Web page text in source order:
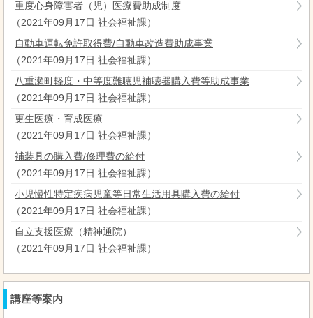
重度心身障害者（児）医療費助成制度
（2021年09月17日 社会福祉課）
自動車運転免許取得費/自動車改造費助成事業
（2021年09月17日 社会福祉課）
八重瀬町軽度・中等度難聴児補聴器購入費等助成事業
（2021年09月17日 社会福祉課）
更生医療・育成医療
（2021年09月17日 社会福祉課）
補装具の購入費/修理費の給付
（2021年09月17日 社会福祉課）
小児慢性特定疾病児童等日常生活用具購入費の給付
（2021年09月17日 社会福祉課）
自立支援医療（精神通院）
（2021年09月17日 社会福祉課）
講座等案内